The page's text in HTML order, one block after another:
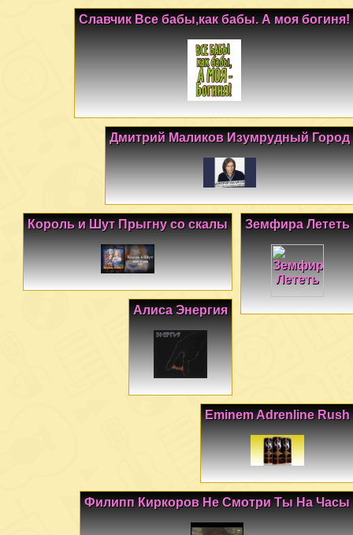
Славчик Все бабы,как бабы. А моя богиня!
Дмитрий Маликов Изумрудный Город
Земфира Лететь
Король и Шут Прыгну со скалы
Алиса Энергия
Eminem Adrenline Rush
Филипп Киркоров Не Смотри Ты На Часы